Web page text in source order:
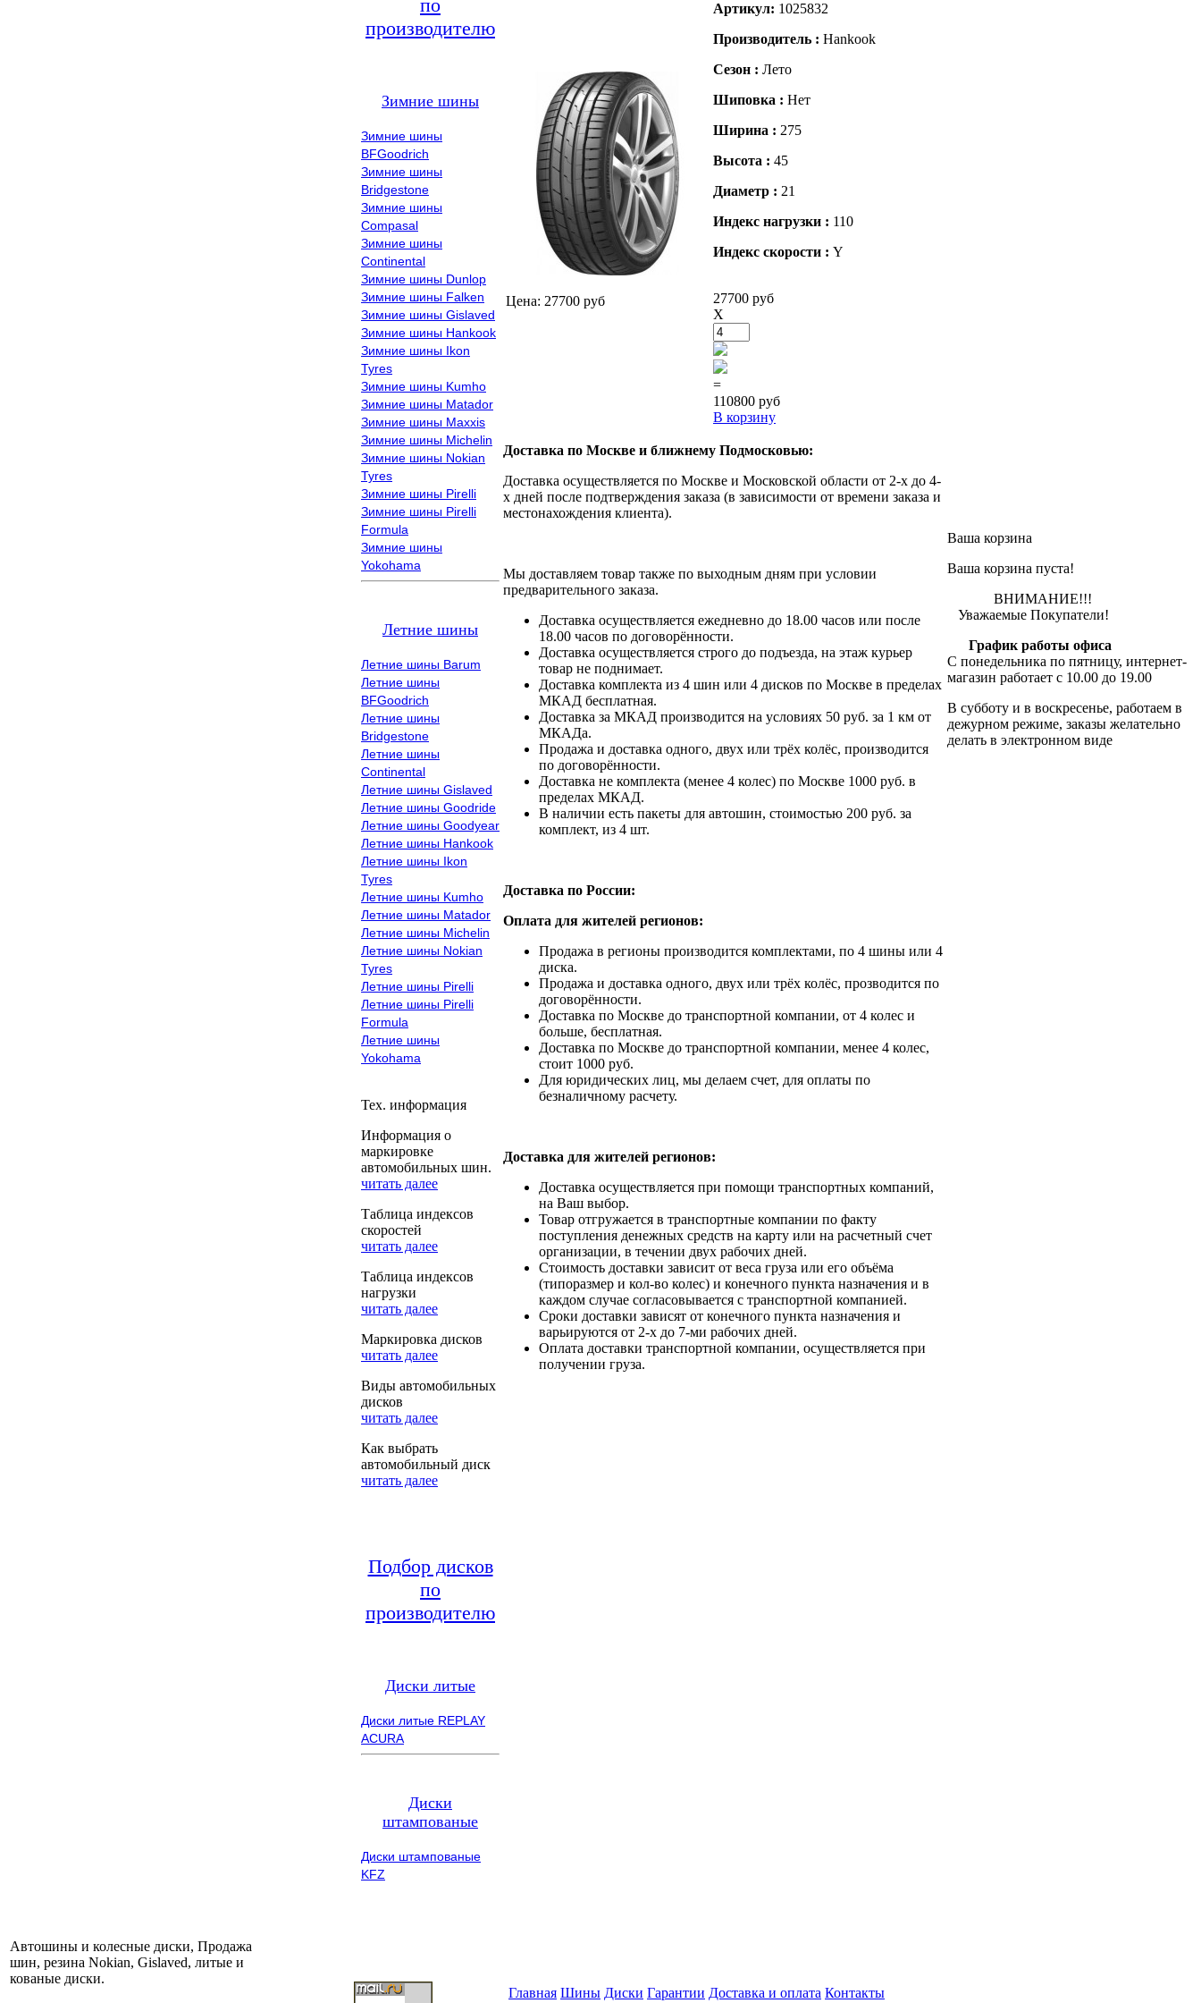
по
производителю
Зимние шины
Зимние шины
BFGoodrich
Зимние шины
Bridgestone
Зимние шины
Compasal
Зимние шины
Continental
Зимние шины Dunlop
Зимние шины Falken
Зимние шины Gislaved
Зимние шины Hankook
Зимние шины Ikon
Tyres
Зимние шины Kumho
Зимние шины Matador
Зимние шины Maxxis
Зимние шины Michelin
Зимние шины Nokian
Tyres
Зимние шины Pirelli
Зимние шины Pirelli
Formula
Зимние шины
Yokohama
Летние шины
Летние шины Barum
Летние шины
BFGoodrich
Летние шины
Bridgestone
Летние шины
Continental
Летние шины Gislaved
Летние шины Goodride
Летние шины Goodyear
Летние шины Hankook
Летние шины Ikon
Tyres
Летние шины Kumho
Летние шины Matador
Летние шины Michelin
Летние шины Nokian
Tyres
Летние шины Pirelli
Летние шины Pirelli
Formula
Летние шины
Yokohama
Тех. информация
Информация о
маркировке
автомобильных шин.
читать далее
Таблица индексов
скоростей
читать далее
Таблица индексов
нагрузки
читать далее
Маркировка дисков
читать далее
Виды автомобильных
дисков
читать далее
Как выбрать
автомобильный диск
читать далее
Подбор дисков
по
производителю
Диски литые
Диски литые REPLAY
ACURA
Диски
штампованые
Диски штампованые
KFZ
Цена: 27700 руб
Артикул: 1025832
Производитель : Hankook
Сезон : Лето
Шиповка : Нет
Ширина : 275
Высота : 45
Диаметр : 21
Индекс нагрузки : 110
Индекс скорости : Y
27700 руб
X
=
110800 руб
В корзину
Доставка по Москве и ближнему Подмосковью:
Доставка осуществляется по Москве и Московской области от 2-х до 4-
х дней после подтверждения заказа (в зависимости от времени заказа и
местонахождения клиента).
Мы доставляем товар также по выходным дням при условии
предварительного заказа.
Доставка осуществляется ежедневно до 18.00 часов или после
18.00 часов по договорённости.
Доставка осуществляется строго до подъезда, на этаж курьер
товар не поднимает.
Доставка комплекта из 4 шин или 4 дисков по Москве в пределах
МКАД бесплатная.
Доставка за МКАД производится на условиях 50 руб. за 1 км от
МКАДа.
Продажа и доставка одного, двух или трёх колёс, производится
по договорённости.
Доставка не комплекта (менее 4 колес) по Москве 1000 руб. в
пределах МКАД.
В наличии есть пакеты для автошин, стоимостью 200 руб. за
комплект, из 4 шт.
Доставка по России:
Оплата для жителей регионов:
Продажа в регионы производится комплектами, по 4 шины или 4
диска.
Продажа и доставка одного, двух или трёх колёс, прозводится по
договорённости.
Доставка по Москве до транспортной компании, от 4 колес и
больше, бесплатная.
Доставка по Москве до транспортной компании, менее 4 колес,
стоит 1000 руб.
Для юридических лиц, мы делаем счет, для оплаты по
безналичному расчету.
Доставка для жителей регионов:
Доставка осуществляется при помощи транспортных компаний,
на Ваш выбор.
Товар отгружается в транспортные компании по факту
поступления денежных средств на карту или на расчетный счет
организации, в течении двух рабочих дней.
Стоимость доставки зависит от веса груза или его объёма
(типоразмер и кол-во колес) и конечного пункта назначения и в
каждом случае согласовывается с транспортной компанией.
Сроки доставки зависят от конечного пункта назначения и
варьируются от 2-х до 7-ми рабочих дней.
Оплата доставки транспортной компании, осуществляется при
получении груза.
Ваша корзина
Ваша корзина пуста!
ВНИМАНИЕ!!!
Уважаемые Покупатели!
График работы офиса
С понедельника по пятницу, интернет-
магазин работает с 10.00 до 19.00
В субботу и в воскресенье, работаем в
дежурном режиме, заказы желательно
делать в электронном виде
Автошины и колесные диски, Продажа
шин, резина Nokian, Gislaved, литые и
кованые диски.
Главная Шины Диски Гарантии Доставка и оплата Контакты